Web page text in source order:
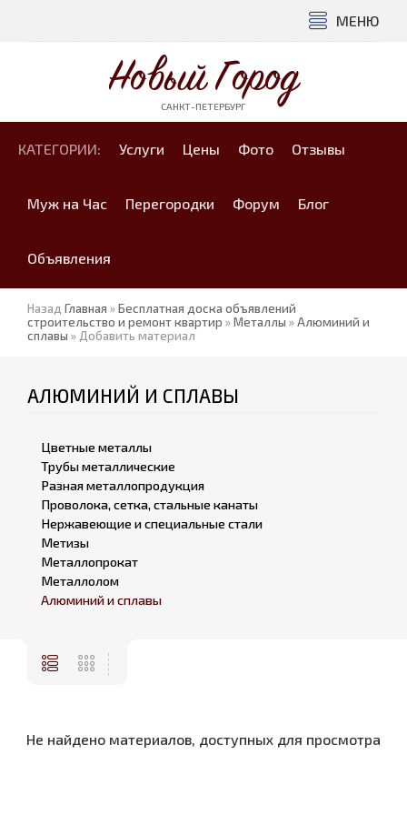
МЕНЮ
Новый Город
САНКТ-ПЕТЕРБУРГ
КАТЕГОРИИ: Услуги Цены Фото Отзывы
Муж на Час Перегородки Форум Блог
Объявления
Назад Главная »Бесплатная доска объявлений
строительство и ремонт квартир »Металлы »Алюминий и
сплавы » Добавить материал
АЛЮМИНИЙ И СПЛАВЫ
Цветные металлы
Трубы металлические
Разная металлопродукция
Проволока, сетка, стальные канаты
Нержавеющие и специальные стали
Метизы
Металлопрокат
Металлолом
Алюминий и сплавы
Не найдено материалов, доступных для просмотра